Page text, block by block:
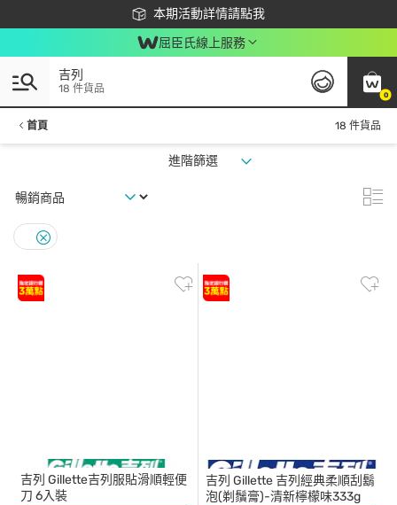
本期活動詳情請點我
下載app最高回饋$350
屈臣氏線上服務
0
吉列
18 件貨品
首頁 18 件貨品
進階篩選
吉列 Gillette吉列服貼滑順輕便
刀 6入裝
吉列 Gillette 吉列經典柔順刮鬍
泡(剃鬚膏)-清新檸檬味333g